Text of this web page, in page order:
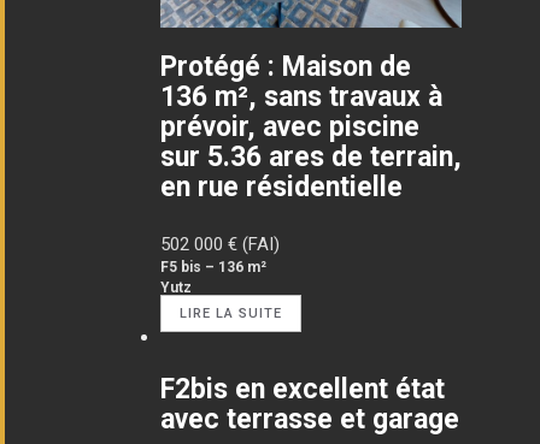
Protégé : Maison de
136 m², sans travaux à
prévoir, avec piscine
sur 5.36 ares de terrain,
en rue résidentielle
502 000 € (FAI)
F5 bis – 136 m²
Yutz
LIRE LA SUITE
F2bis en excellent état
avec terrasse et garage